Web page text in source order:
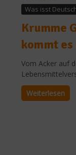
Was isst
Krumme
kommt es
Vom Acker auf
Weiterlesen